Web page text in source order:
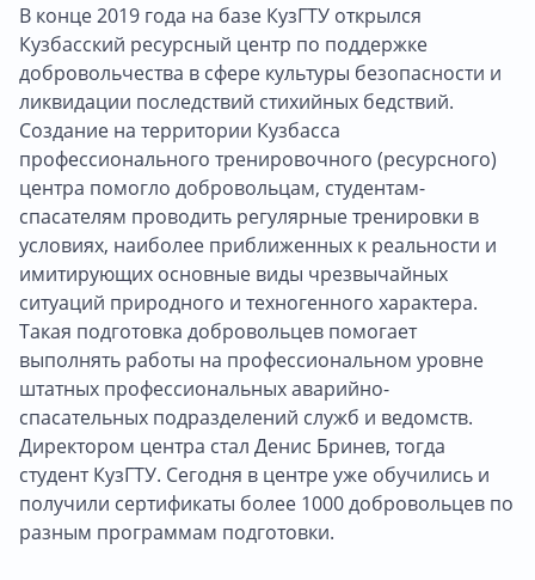
В конце 2019 года на базе КузГТУ открылся
Кузбасский ресурсный центр по поддержке
добровольчества в сфере культуры безопасности и
ликвидации последствий стихийных бедствий.
Создание на территории Кузбасса
профессионального тренировочного (ресурсного)
центра помогло добровольцам, студентам-
спасателям проводить регулярные тренировки в
условиях, наиболее приближенных к реальности и
имитирующих основные виды чрезвычайных
ситуаций природного и техногенного характера.
Такая подготовка добровольцев помогает
выполнять работы на профессиональном уровне
штатных профессиональных аварийно-
спасательных подразделений служб и ведомств.
Директором центра стал Денис Бринев, тогда
студент КузГТУ. Сегодня в центре уже обучились и
получили сертификаты более 1000 добровольцев по
разным программам подготовки.